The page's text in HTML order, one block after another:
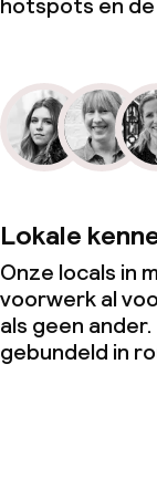
Lokale
Onze locals in
voorwerk al
als geen
gebundeld in